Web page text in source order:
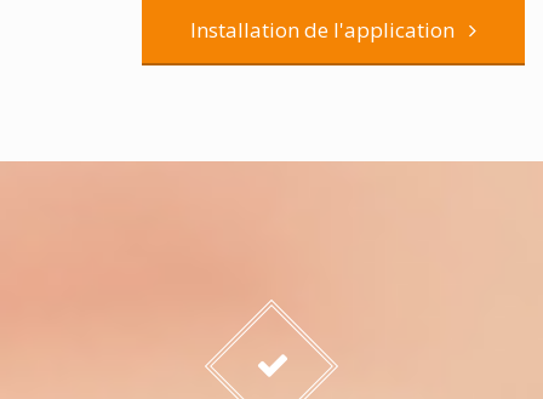
Installation de l'application